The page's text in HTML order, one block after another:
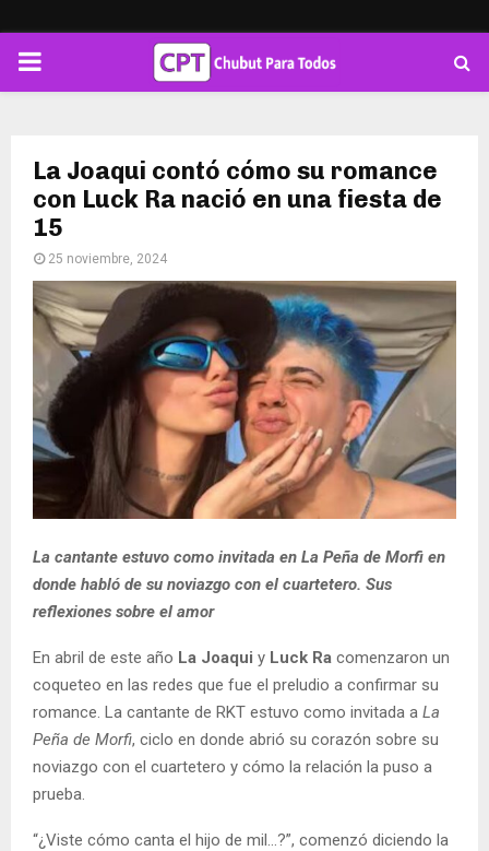
PRIMARY
La Joaqui contó cómo su romance
con Luck Ra nació en una fiesta de
15
25 noviembre, 2024
La cantante estuvo como invitada en La Peña de Morfi en
donde habló de su noviazgo con el cuartetero. Sus
reflexiones sobre el amor
En abril de este año La Joaqui y Luck Ra comenzaron un
coqueteo en las redes que fue el preludio a confirmar su
romance. La cantante de RKT estuvo como invitada a La
Peña de Morfi, ciclo en donde abrió su corazón sobre su
noviazgo con el cuartetero y cómo la relación la puso a
prueba.
“¿Viste cómo canta el hijo de mil…?”, comenzó diciendo la